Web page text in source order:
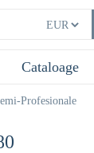
Cataloage
Profesionale